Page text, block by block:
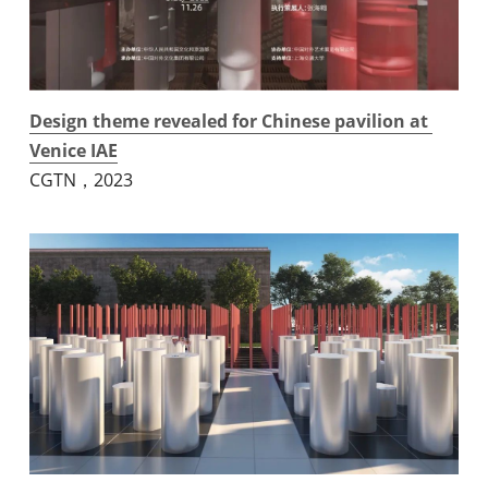
Design theme revealed for Chinese pavilion at
Venice IAE
CGTN，2023